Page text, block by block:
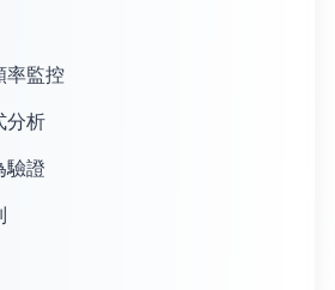
率監控
分析
驗證